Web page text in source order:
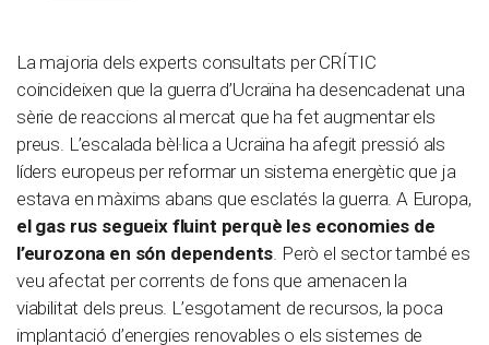
La majoria dels experts consultats per CRÍTIC
coincideixen que la guerra d’Ucraïna ha desencadenat una
sèrie de reaccions al mercat que ha fet augmentar els
preus. L’escalada bèl·lica a Ucraïna ha afegit pressió als
líders europeus per reformar un sistema energètic que ja
estava en màxims abans que esclatés la guerra. A Europa,
el gas rus segueix fluint perquè les economies de
l’eurozona en són dependents. Però el sector també es
veu afectat per corrents de fons que amenacen la
viabilitat dels preus. L’esgotament de recursos, la poca
implantació d’energies renovables o els sistemes de